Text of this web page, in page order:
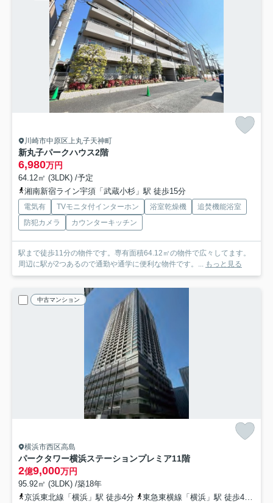
川崎市中原区上丸子天神町
新丸子パークハウス2階
6,980万円
64.12㎡ (3LDK) /予定
湘南新宿ライン宇須「武蔵小杉」駅 徒歩15分
電気有 TVモニタ付インターホン 浴室乾燥機
追焚機能浴室
防犯カメラ
カウンターキッチン
駅まで徒歩11分の物件です。専有面積64.12㎡の物件で広々してます。
周辺に駅が2つあるので通勤や通学に便利な物件です。... もっと見る
中古マンション
横浜市西区高島
パークタワー横浜ステーションプレミア11階
2億9,000万円
95.92㎡ (3LDK) /築18年
京浜東北線「横浜」駅 徒歩4分
東急東横線「横浜」駅 徒歩4分